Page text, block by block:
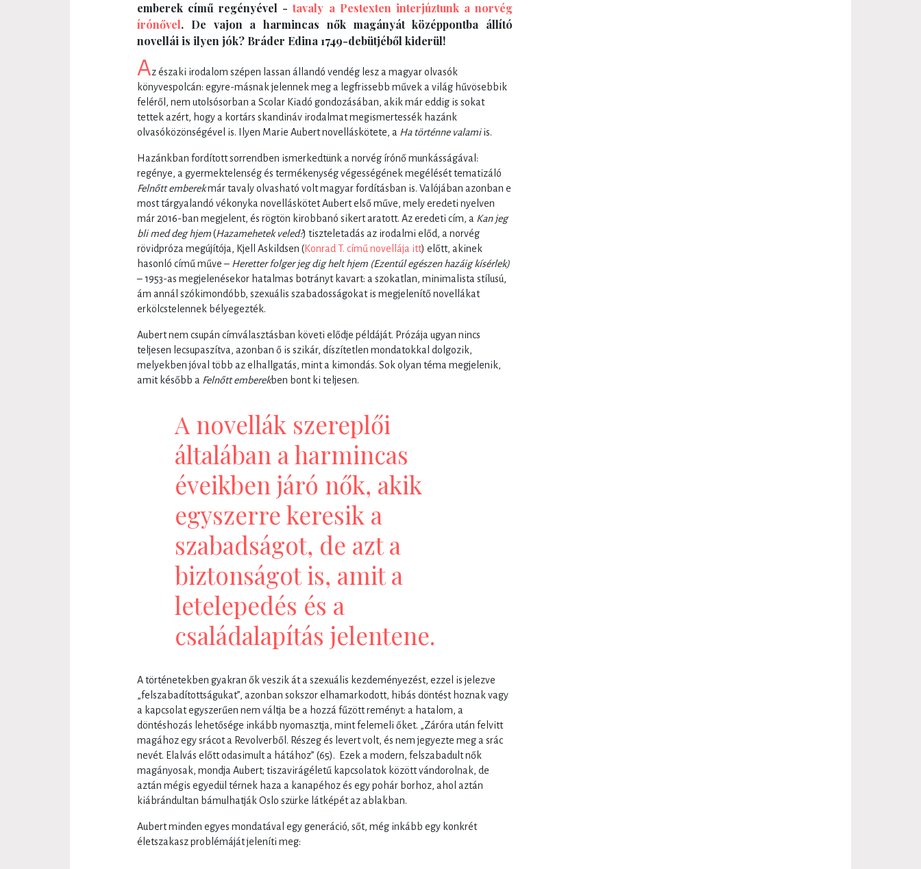
emberek című regényével -tavaly a Pestexten interjúztunk a norvég
írónővel. De vajon a harmincas nők magányát középpontba állító
novellái is ilyen jók? Bráder Edina 1749-debütjéből kiderül!
Az északi irodalom szépen lassan állandó vendég lesz a magyar olvasók
könyvespolcán: egyre-másnak jelennek meg a legfrissebb művek a világ hűvösebbik
feléről, nem utolsósorban a Scolar Kiadó gondozásában, akik már eddig is sokat
tettek azért, hogy a kortárs skandináv irodalmat megismertessék hazánk
olvasóközönségével is. Ilyen Marie Aubert novelláskötete, a Ha történne valamiis.
Hazánkban fordított sorrendben ismerkedtünk a norvég írónő munkásságával:
regénye, a gyermektelenség és termékenység végességének megélését tematizáló
Felnőtt emberekmár tavaly olvasható volt magyar fordításban is. Valójában azonban e
most tárgyalandó vékonyka novelláskötet Aubert első műve, mely eredeti nyelven
már 2016-ban megjelent, és rögtön kirobbanó sikert aratott. Az eredeti cím, a Kan jeg
bli med deg hjem(Hazamehetek veled?) tiszteletadás az irodalmi előd, a norvég
rövidpróza megújítója, Kjell Askildsen (Konrad T. című novellája itt) előtt, akinek
hasonló című műve – Heretter folger jeg dig helt hjem (Ezentúl egészen hazáig kísérlek)
– 1953-as megjelenésekor hatalmas botrányt kavart: a szokatlan, minimalista stílusú,
ám annál szókimondóbb, szexuális szabadosságokat is megjelenítő novellákat
erkölcstelennek bélyegezték.
Aubert nem csupán címválasztásban követi elődje példáját. Prózája ugyan nincs
teljesen lecsupaszítva, azonban ő is szikár, díszítetlen mondatokkal dolgozik,
melyekben jóval több az elhallgatás, mint a kimondás. Sok olyan téma megjelenik,
amit később a Felnőtt emberekben bont ki teljesen.
A novellák szereplői
általában a harmincas
éveikben járó nők, akik
egyszerre keresik a
szabadságot, de azt a
biztonságot is, amit a
letelepedés és a
családalapítás jelentene.
A történetekben gyakran ők veszik át a szexuális kezdeményezést, ezzel is jelezve
„felszabadítottságukat”, azonban sokszor elhamarkodott, hibás döntést hoznak vagy
a kapcsolat egyszerűen nem váltja be a hozzá fűzött reményt: a hatalom, a
döntéshozás lehetősége inkább nyomasztja, mint felemeli őket. „Záróra után felvitt
magához egy srácot a Revolverből. Részeg és levert volt, és nem jegyezte meg a srác
nevét. Elalvás előtt odasimult a hátához” (65). Ezek a modern, felszabadult nők
magányosak, mondja Aubert; tiszavirágéletű kapcsolatok között vándorolnak, de
aztán mégis egyedül térnek haza a kanapéhoz és egy pohár borhoz, ahol aztán
kiábrándultan bámulhatják Oslo szürke látképét az ablakban.
Aubert minden egyes mondatával egy generáció, sőt, még inkább egy konkrét
életszakasz problémáját jeleníti meg: